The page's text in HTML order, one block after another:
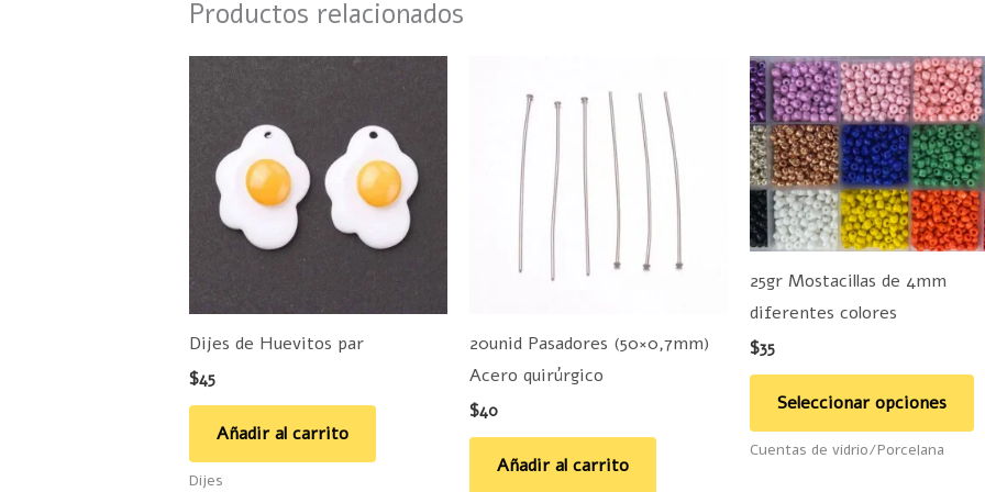
Productos relacionados
Dijes de Huevitos par
$45
Añadir al carrito
Dijes
20unid Pasadores (50×0,7mm)
Acero quirúrgico
$40
Añadir al carrito
25gr Mostacillas de 4mm
diferentes colores
$35
Seleccionar opciones
Cuentas de vidrio/Porcelana